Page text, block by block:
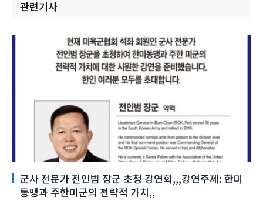
관련기사
군사 전문가 전인범 장군 초청 강연회,,,강연주제: 한미
동맹과 주한미군의 전략적 가치,,